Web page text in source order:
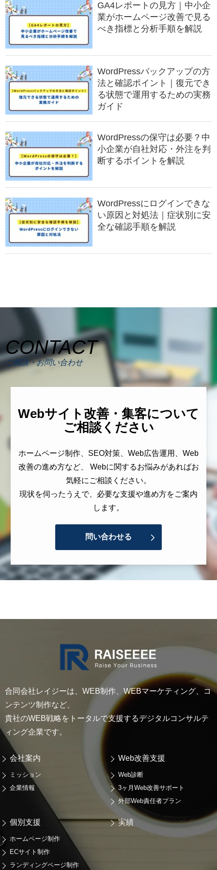
GA4レポートの見方｜中小企
業がホームページ改善で見る
べき指標と分析手順を解説
WordPressバックアップの方
法と確認ポイント｜復元でき
る状態で運用するための実務
ガイド
WordPressの保守は必要？中
小企業が自社対応・外注を判
断するポイントを解説
WordPressにログインできな
い原因と対処法｜症状別に安
全な確認手順を解説
CONTACT
ご相談・お問い合わせ
Webサイト改善・集客について
ご相談ください
ホームページ制作、SEO対策、Web広告運用、Web
改善の進め方など、 Webに関するお悩みがあればお
気軽にご相談ください。
現状を伺ったうえで、必要な支援や進め方をご案内
します。
問い合わせる
合同会社レイジーは、WEB制作、WEBマーケティング、コ
ンテンツ制作など、
貴社のWEB戦略をトータルで支援するデジタルコンサルテ
ィング企業です。
会社案内
ミッション
企業情報
Web改善支援
Web診断
3ヶ月Web改善サポート
外部Web責任者プラン
個別支援
ホームページ制作
ECサイト制作
ランディングページ制作
実績